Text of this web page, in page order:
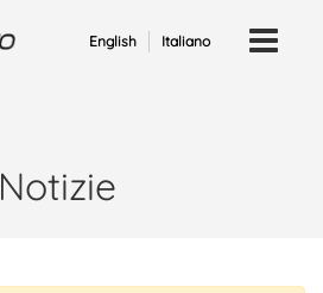
English Italiano
Notizie